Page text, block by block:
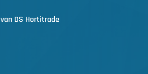
van DS Hortitrade